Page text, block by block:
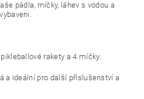
pádla, míčky, láhev s vodou a
rakety a 4 míčky.
a ideální pro další příslušenství a